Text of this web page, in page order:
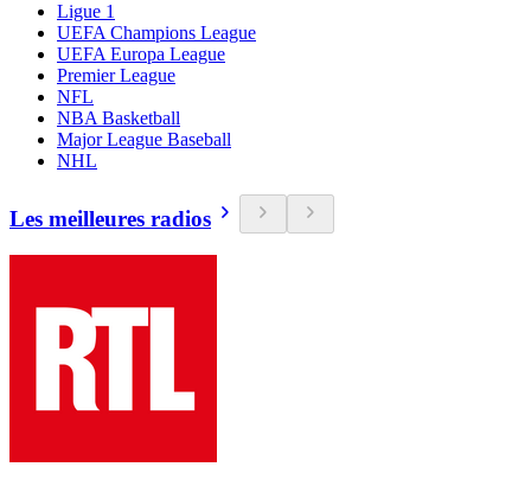
Ligue 1
UEFA Champions League
UEFA Europa League
Premier League
NFL
NBA Basketball
Major League Baseball
NHL
Les meilleures radios